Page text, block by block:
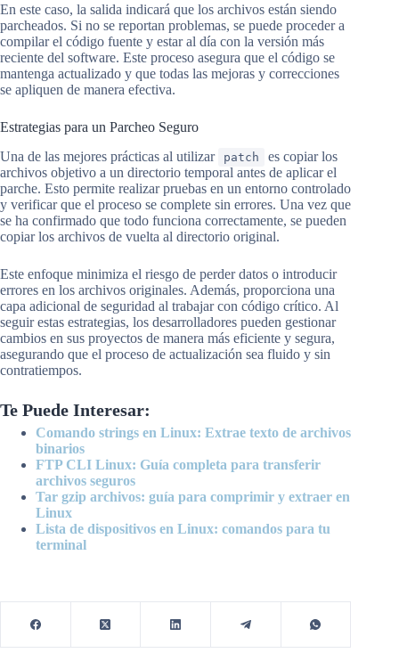
En este caso, la salida indicará que los archivos están siendo
parcheados. Si no se reportan problemas, se puede proceder a
compilar el código fuente y estar al día con la versión más
reciente del software. Este proceso asegura que el código se
mantenga actualizado y que todas las mejoras y correcciones
se apliquen de manera efectiva.
Estrategias para un Parcheo Seguro
Una de las mejores prácticas al utilizar
patch
es copiar los
archivos objetivo a un directorio temporal antes de aplicar el
parche. Esto permite realizar pruebas en un entorno controlado
y verificar que el proceso se complete sin errores. Una vez que
se ha confirmado que todo funciona correctamente, se pueden
copiar los archivos de vuelta al directorio original.
Este enfoque minimiza el riesgo de perder datos o introducir
errores en los archivos originales. Además, proporciona una
capa adicional de seguridad al trabajar con código crítico. Al
seguir estas estrategias, los desarrolladores pueden gestionar
cambios en sus proyectos de manera más eficiente y segura,
asegurando que el proceso de actualización sea fluido y sin
contratiempos.
Te Puede Interesar:
Comando strings en Linux: Extrae texto de archivos
binarios
FTP CLI Linux: Guía completa para transferir
archivos seguros
Tar gzip archivos: guía para comprimir y extraer en
Linux
Lista de dispositivos en Linux: comandos para tu
terminal